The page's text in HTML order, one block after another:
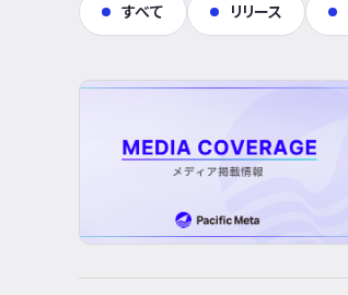
すべて リリース